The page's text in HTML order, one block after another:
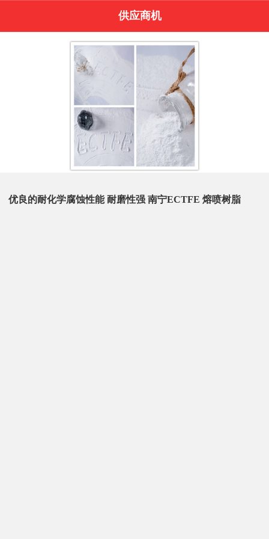
供应商机
优良的耐化学腐蚀性能 耐磨性强 南宁ECTFE 熔喷树脂